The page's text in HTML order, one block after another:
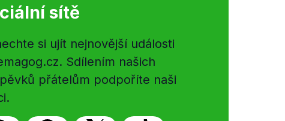
sítě
si ujít nejnovější události
Sdílením našich
přátelům podpoříte naši